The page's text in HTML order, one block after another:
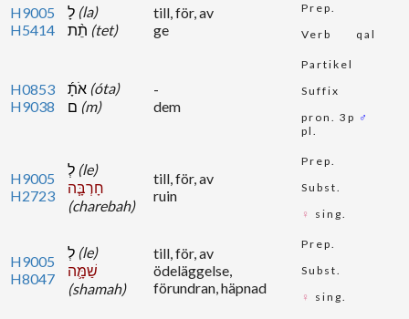
H9005
H5414
(la)
(tet)
till, för, av
ge
Prep.
Verb
qal
H0853
H9038
(óta)
(m)
-
dem
Partikel
Suffix
pron. 3p ♂
pl.
H9005
H2723
(le)
חָרְבָּ֧ה
(charebah)
till, för, av
ruin
Prep.
Subst.
♀
sing.
H9005
H8047
(le)
שַׁמָּ֛ה
(shamah)
till, för, av
ödeläggelse,
förundran, häpnad
Prep.
Subst.
♀
sing.